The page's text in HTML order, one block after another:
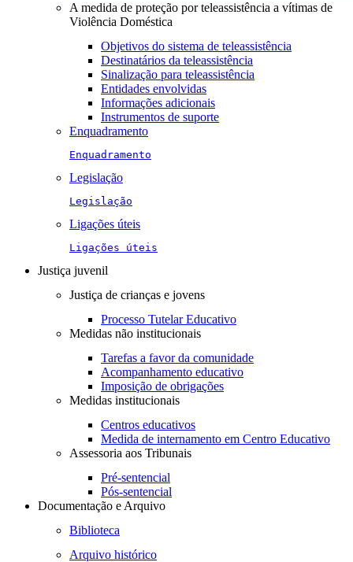
A medida de proteção por teleassistência a vítimas de
Violência Doméstica
Objetivos do sistema de teleassistência
Destinatários da teleassistência
Sinalização para teleassistência
Entidades envolvidas
Informações adicionais
Instrumentos de suporte
Enquadramento
Enquadramento
Legislação
Legislação
Ligações úteis
Ligações úteis
Justiça juvenil
Justiça de crianças e jovens
Processo Tutelar Educativo
Medidas não institucionais
Tarefas a favor da comunidade
Acompanhamento educativo
Imposição de obrigações
Medidas institucionais
Centros educativos
Medida de internamento em Centro Educativo
Assessoria aos Tribunais
Pré-sentencial
Pós-sentencial
Documentação e Arquivo
Biblioteca
Arquivo histórico